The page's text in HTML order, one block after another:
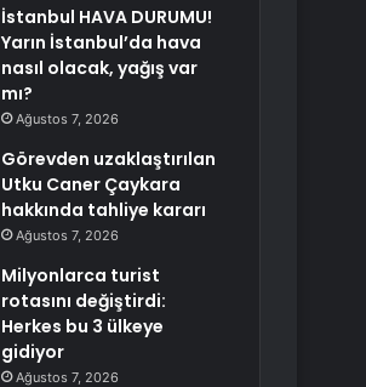
İstanbul HAVA DURUMU!
Yarın İstanbul’da hava
nasıl olacak, yağış var
mı?
Ağustos 7, 2026
Görevden uzaklaştırılan
Utku Caner Çaykara
hakkında tahliye kararı
Ağustos 7, 2026
Milyonlarca turist
rotasını değiştirdi:
Herkes bu 3 ülkeye
gidiyor
Ağustos 7, 2026